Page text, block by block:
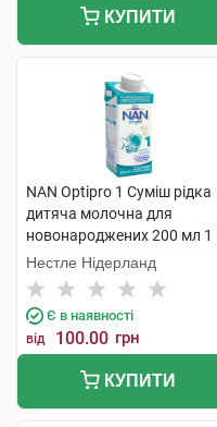
КУПИТИ
NAN Optipro 1 Суміш рідка
дитяча молочна для
новонароджених 200 мл 1
пляшка
Нестле Нідерланд
Є в наявності
від 100.00 грн
КУПИТИ